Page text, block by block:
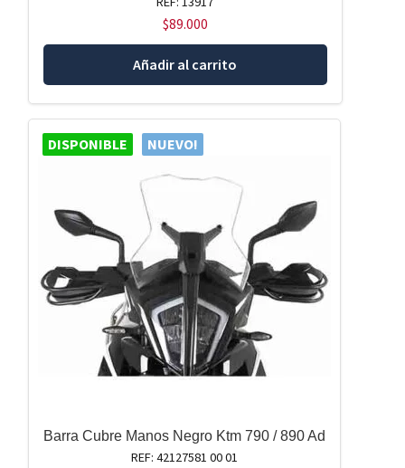
$89.000
Añadir al carrito
DISPONIBLE NUEVO!
Barra Cubre Manos Negro Ktm 790 / 890 Ad
REF: 42127581 00 01